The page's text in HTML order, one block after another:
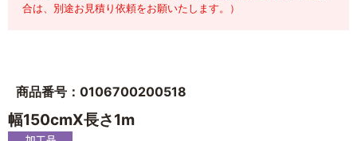
合は、別途お見積り依頼をお願いたします。）
商品番号：0106700200518
幅150cmX長さ1m